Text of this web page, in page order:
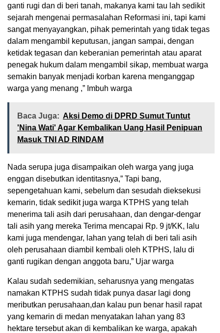
ganti rugi dan di beri tanah, makanya kami tau lah sedikit
sejarah mengenai permasalahan Reformasi ini, tapi kami
sangat menyayangkan, pihak pemerintah yang tidak tegas
dalam mengambil keputusan, jangan sampai, dengan
ketidak tegasan dan keberanian pemerintah atau aparat
penegak hukum dalam mengambil sikap, membuat warga
semakin banyak menjadi korban karena menganggap
warga yang menang ,” Imbuh warga
Baca Juga: Aksi Demo di DPRD Sumut Tuntut
'Nina Wati' Agar Kembalikan Uang Hasil Penipuan
Masuk TNI AD RINDAM
Nada serupa juga disampaikan oleh warga yang juga
enggan disebutkan identitasnya,” Tapi bang,
sepengetahuan kami, sebelum dan sesudah dieksekusi
kemarin, tidak sedikit juga warga KTPHS yang telah
menerima tali asih dari perusahaan, dan dengar-dengar
tali asih yang mereka Terima mencapai Rp. 9 jt/KK, lalu
kami juga mendengar, lahan yang telah di beri tali asih
oleh perusahaan diambil kembali oleh KTPHS, lalu di
ganti rugikan dengan anggota baru,” Ujar warga
Kalau sudah sedemikian, seharusnya yang mengatas
namakan KTPHS sudah tidak punya dasar lagi dong
meributkan perusahaan,dan kalau pun benar hasil rapat
yang kemarin di medan menyatakan lahan yang 83
hektare tersebut akan di kembalikan ke warga, apakah